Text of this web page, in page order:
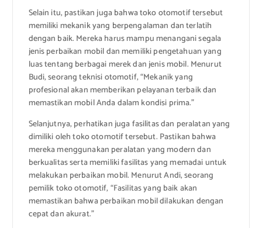
Selain itu, pastikan juga bahwa toko otomotif tersebut
memiliki mekanik yang berpengalaman dan terlatih
dengan baik. Mereka harus mampu menangani segala
jenis perbaikan mobil dan memiliki pengetahuan yang
luas tentang berbagai merek dan jenis mobil. Menurut
Budi, seorang teknisi otomotif, “Mekanik yang
profesional akan memberikan pelayanan terbaik dan
memastikan mobil Anda dalam kondisi prima.”
Selanjutnya, perhatikan juga fasilitas dan peralatan yang
dimiliki oleh toko otomotif tersebut. Pastikan bahwa
mereka menggunakan peralatan yang modern dan
berkualitas serta memiliki fasilitas yang memadai untuk
melakukan perbaikan mobil. Menurut Andi, seorang
pemilik toko otomotif, “Fasilitas yang baik akan
memastikan bahwa perbaikan mobil dilakukan dengan
cepat dan akurat.”